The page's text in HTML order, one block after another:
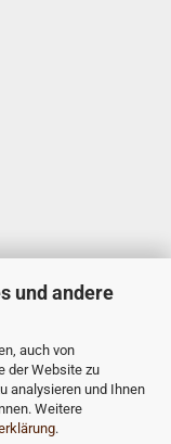
und andere
auch von
der Website zu
analysieren und Ihnen
Weitere
.